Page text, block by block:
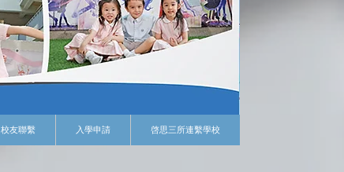
校友聯繫 入學申請 啓思三所連繫學校